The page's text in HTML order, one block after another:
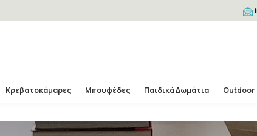
Κρεβατοκάμαρες Μπουφέδες Παιδικά Δωμάτια Outdoor